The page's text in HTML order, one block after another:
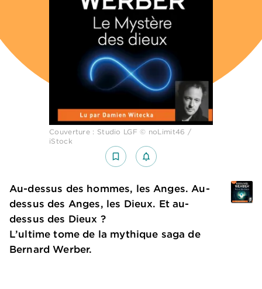
Couverture : Studio LGF © noLimit46 /
iStock
bookmark_border notifications_none_outlined
Au-dessus des hommes, les Anges. Au-
dessus des Anges, les Dieux. Et au-
dessus des Dieux ?
L’ultime tome de la mythique saga de
Bernard Werber.